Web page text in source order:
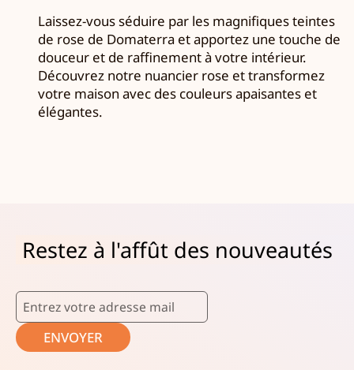
Laissez-vous séduire par les magnifiques teintes
de rose de Domaterra et apportez une touche de
douceur et de raffinement à votre intérieur.
Découvrez notre nuancier rose et transformez
votre maison avec des couleurs apaisantes et
élégantes.
Restez à l'affût des nouveautés
ENVOYER